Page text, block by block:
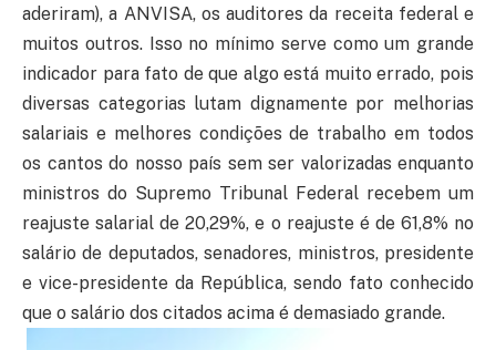
aderiram), a ANVISA, os auditores da receita federal e
muitos outros. Isso no mínimo serve como um grande
indicador para fato de que algo está muito errado, pois
diversas categorias lutam dignamente por melhorias
salariais e melhores condições de trabalho em todos
os cantos do nosso país sem ser valorizadas enquanto
ministros do Supremo Tribunal Federal recebem um
reajuste salarial de 20,29%, e o reajuste é de 61,8% no
salário de deputados, senadores, ministros, presidente
e vice-presidente da República, sendo fato conhecido
que o salário dos citados acima é demasiado grande.